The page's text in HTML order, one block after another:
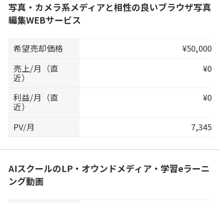
写真・カメラ系メディアと相性の良いブラウザ写真
編集WEBサービス
希望売却価格
¥50,000
売上/月（直
近）
¥0
利益/月（直
近）
¥0
PV/月 7,345
AIスクールのLP・オウンドメディア・学習eラーニ
ング動画